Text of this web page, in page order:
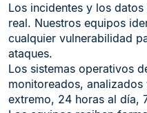
Los incidentes y los
real. Nuestros equipos
cualquier vulnerabilidad
ataques.
Los sistemas operativos
monitoreados,
extremo, 24 horas al día,